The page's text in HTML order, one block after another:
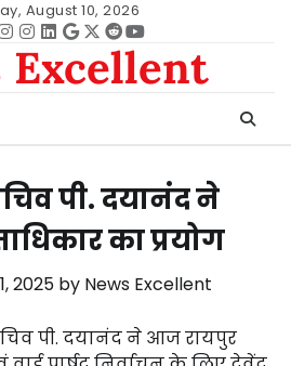
August 10, 2026
Instagram
instagram
Linkedin
google
Twitter
redditYoutube
Excellent
पी. दयानंद ने
का प्रयोग
2025 by News Excellent
पी. दयानंद ने आज रायपुर